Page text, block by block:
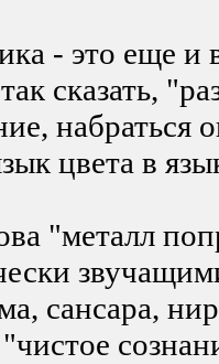
- это еще и
сказать,
набраться
цвета в
"металл
сансара,